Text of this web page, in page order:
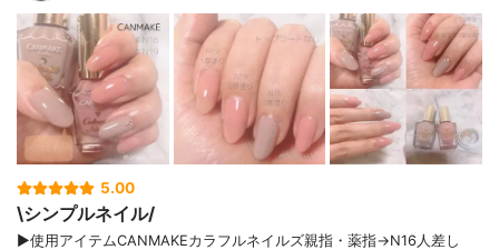
5.00
\シンプルネイル/
▶使用アイテムCANMAKEカラフルネイルズ親指・薬指→N16人差し